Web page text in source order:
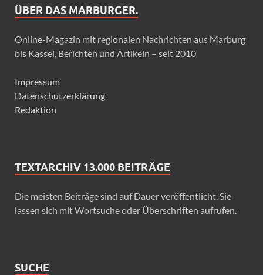
ÜBER DAS MARBURGER.
Online-Magazin mit regionalen Nachrichten aus Marburg
bis Kassel, Berichten und Artikeln – seit 2010
Impressum
Datenschutzerklärung
Redaktion
TEXTARCHIV 13.000 BEITRÄGE
Die meisten Beiträge sind auf Dauer veröffentlicht. Sie
lassen sich mit Wortsuche oder Überschriften aufrufen.
SUCHE